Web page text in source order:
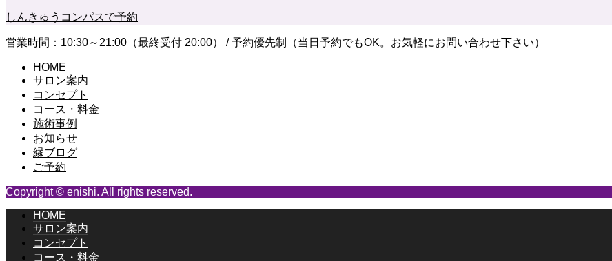
しんきゅうコンパスで予約
営業時間：10:30～21:00（最終受付 20:00） / 予約優先制（当日予約でもOK。お気軽にお問い合わせ下さい）
HOME
サロン案内
コンセプト
コース・料金
施術事例
お知らせ
縁ブログ
ご予約
Copyright © enishi. All rights reserved.
HOME
サロン案内
コンセプト
コース・料金